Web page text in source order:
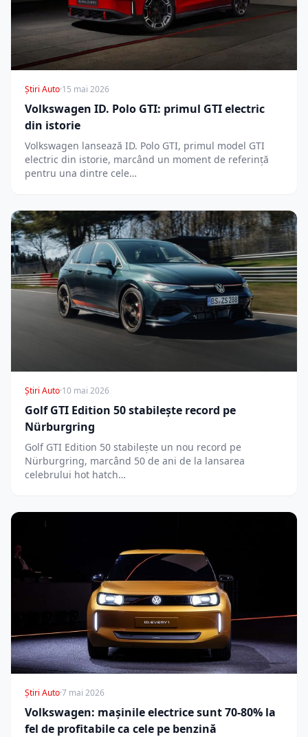
Știri Auto·15 mai 2026
Volkswagen ID. Polo GTI: primul GTI electric
din istorie
Volkswagen lansează ID. Polo GTI, primul model GTI
electric din istorie, marcând un moment de referință
pentru una dintre cele…
Știri Auto·10 mai 2026
Golf GTI Edition 50 stabilește record pe
Nürburgring
Golf GTI Edition 50 stabilește un nou record pe
Nürburgring, marcând 50 de ani de la lansarea
celebrului hot hatch…
Știri Auto·7 mai 2026
Volkswagen: mașinile electrice sunt 70-80% la
fel de profitabile ca cele pe benzină